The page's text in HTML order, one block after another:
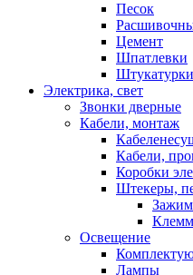
Песок
Цемент
Шпатлевки
Штукатурки
Электрика, свет
Звонки дверные
Кабели, монтаж
Кабели,
Коробки
Штекеры,
Освещение
Лампы